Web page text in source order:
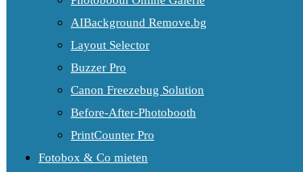
AIBackground Remove.bg
Layout Selector
Buzzer Pro
Canon Freezebug Solution
Before-After-Photobooth
PrintCounter Pro
Fotobox & Co mieten